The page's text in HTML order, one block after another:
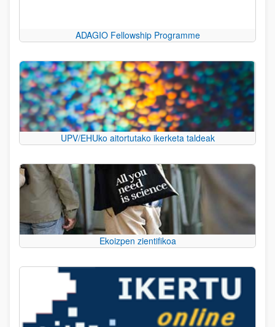
ADAGIO Fellowship Programme
UPV/EHUko aitortutako ikerketa taldeak
Ekoizpen zientifikoa